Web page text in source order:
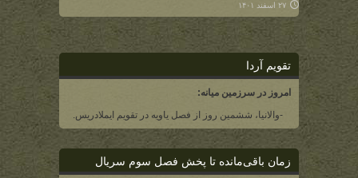
۲۷ اسفند ۱۴۰۱
تقویم آردا
امروز در سرزمین میانه:
-والانیا، ششمین روز از فصل یاویه در تقویم ایملادریس.
زمان باقی‌مانده تا پخش فصل سوم سریال